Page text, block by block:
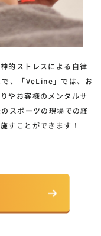
的ストレスによる自律
で、「VeLine」では、お
やお客様のメンタルサ
スポーツの現場での経
すことができます！